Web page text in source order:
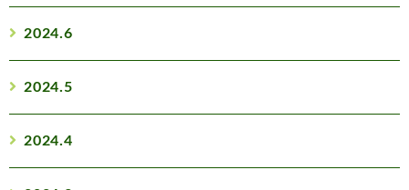
2024.6
2024.5
2024.4